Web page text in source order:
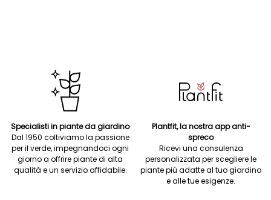
Specialisti in piante da giardino
Dal 1950 coltiviamo la passione
per il verde, impegnandoci ogni
giorno a offrire piante di alta
qualità e un servizio affidabile.
Plantfit, la nostra app anti-
spreco
Ricevi una consulenza
personalizzata per scegliere le
piante più adatte al tuo giardino
e alle tue esigenze.